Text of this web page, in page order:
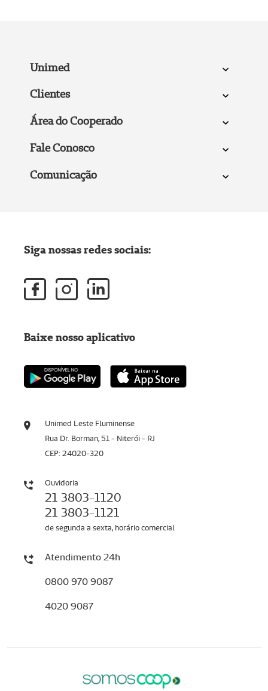
Unimed
Clientes
Área do Cooperado
Fale Conosco
Comunicação
Unimed Leste Fluminense
Rua Dr. Borman, 51 - Niterói - RJ
CEP: 24020-320
Ouvidoria
21 3803-1120
21 3803-1121
de segunda a sexta, horário comercial
Atendimento 24h
0800 970 9087
4020 9087
Siga nossas redes sociais:
Baixe nosso aplicativo